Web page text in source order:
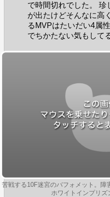
で時間切れでした。 珍
が出たけどそんなに高
るMVPはたいだい4属
でちかたない気もして
苦戦する10F迷宮のバフォメット。障
ホワイトインプリズ